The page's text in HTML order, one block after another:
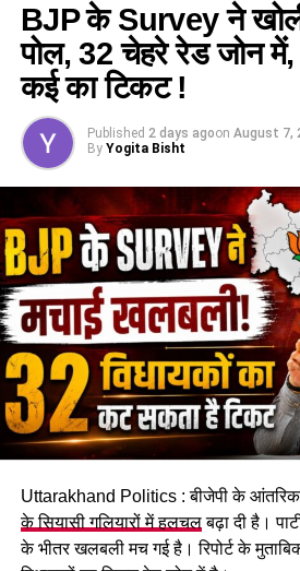
BJP के Survey ने
पोल, 32 चेहरे रेड जोन
कई का टिकट !
Published 2 days agoon August 7,
By Yogita Bisht
Uttarakhand Politics : बीजेपी के आंतरिक
के सियासी गलियारों में हलचलबढ़ा दी है।
के भीतर खलबली मच गई है। रिपोर्ट के